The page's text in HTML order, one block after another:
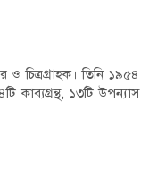
চিত্রগ্রাহক। তিনি ১৯৫৪
কাব্যগ্রন্থ, ১৩টি উপন্যাস